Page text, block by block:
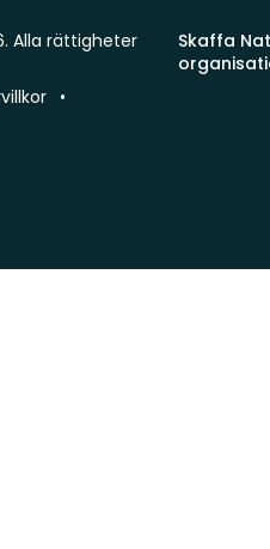
Skaffa
Alla rättigheter